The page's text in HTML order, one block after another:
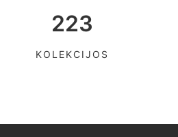
223
KOLEKCIJOS